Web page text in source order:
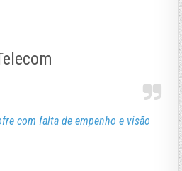
com falta de empenho e visão